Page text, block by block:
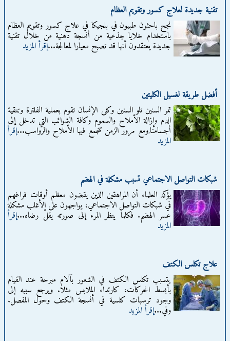
تقنية جديدة لعلاج كسور وتقويم العظام
نجح باحثون طبيون في بلجيكا في علاج كسور وتقويم العظام
باستخدام خلايا جذعية من أنسجة دهنية من خلال تقنية
جديدة يعتقدون أنها قد تصبح معيارا لمعالجة...إقرأ المزيد
أفضل طريقة لغسيل الكليتين
تمر السنين تلو السنين وكلى الإنسان تقوم بعملية الفلترة وتنقية
الدم وإزالة الأملاح والسموم وكافة الشوائب التي تدخل إلى
أجسامنا,ومع مرور الزمن تتجمع فيها الأملاح والرواسب...إقرأ
المزيد
شبكات التواصل الاجتماعي تسبب مشكلة في الهضم
يؤكد العلماء أن المراهقين الذين يقضون معظم أوقات فراغهم
في شبكات التواصل الاجتماعي، يواجهون على الأغلب مشكلة
عسر الهضم. فكلما ينظر المرء إلى صورته يقلّ رضاه...إقرأ
المزيد
علاج تكلس الكتف
يتسبب تكلس الكتف في الشعور بآلام مبرحة عند القيام
بأبسط الحركات، كارتداء الملابس مثلا. ويرجع سببه إلى
وجود ترسبات كلسية في أنسجة الكتف وحول المفصل.
وفي...إقرأ المزيد